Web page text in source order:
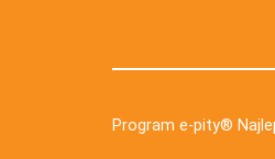
Program e-pity®